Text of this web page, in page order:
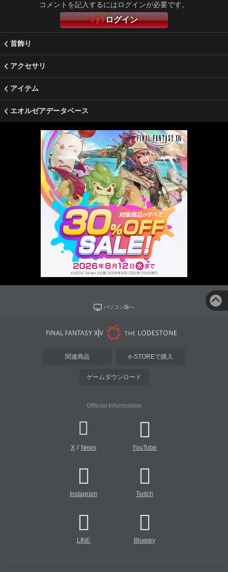
コメントを記入するにはログインが必要です。
ログイン
首飾り
アクセサリ
アイテム
エオルゼアデータベース
パソコン版へ
関連商品 e-STOREで購入
ゲームダウンロード
Official Information
X/ News YouTube
Instagram Twitch
LINE Bluesky